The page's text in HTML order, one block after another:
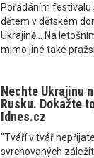
Pořádáním festivalu
dětem v dětském
Ukrajině... Na
mimo jiné také
Nechte Ukrajinu
Rusku. Dokažte
Idnes.cz
"Tváří v tvář
svrchovaných